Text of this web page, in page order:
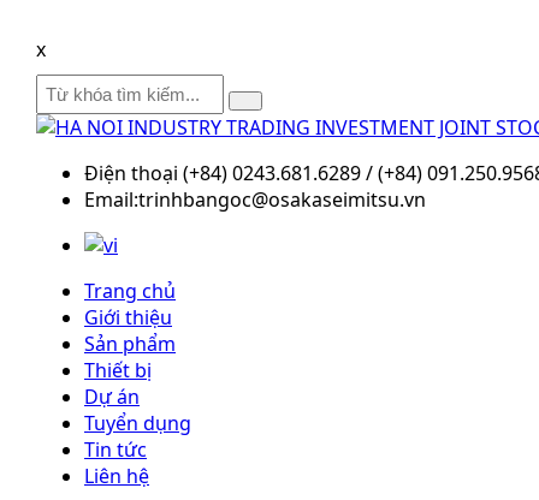
x
Điện thoại (+84) 0243.681.6289 / (+84)
Email:trinhbangoc@osakaseimitsu.vn
Trang chủ
Giới thiệu
Sản phẩm
Thiết bị
Dự án
Tuyển dụng
Tin tức
Liên hệ